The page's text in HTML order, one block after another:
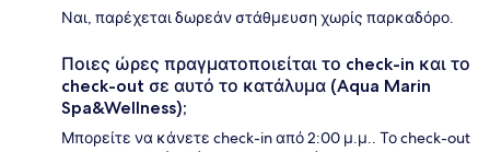
Ναι, παρέχεται δωρεάν στάθμευση χωρίς παρκαδόρο.
Ποιες ώρες πραγματοποιείται το check-in και το
check-out σε αυτό το κατάλυμα (Aqua Marin
Spa&Wellness);
Μπορείτε να κάνετε check-in από 2:00 μ.μ.. Το check-out